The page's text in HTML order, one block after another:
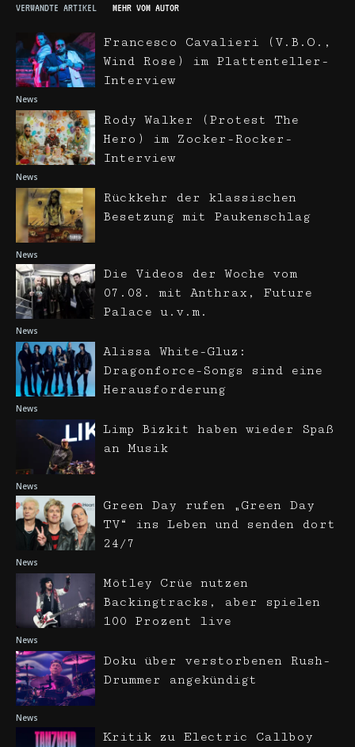
VERWANDTE ARTIKEL MEHR VOM AUTOR
News
Francesco Cavalieri (V.B.O.,
Wind Rose) im Plattenteller-
Interview
News
Rody Walker (Protest The
Hero) im Zocker-Rocker-
Interview
News
Rückkehr der klassischen
Besetzung mit Paukenschlag
News
Die Videos der Woche vom
07.08. mit Anthrax, Future
Palace u.v.m.
News
Alissa White-Gluz:
Dragonforce-Songs sind eine
Herausforderung
News
Limp Bizkit haben wieder Spaß
an Musik
News
Green Day rufen „Green Day
TV“ ins Leben und senden dort
24/7
News
Mötley Crüe nutzen
Backingtracks, aber spielen
100 Prozent live
News
Doku über verstorbenen Rush-
Drummer angekündigt
Kritik zu Electric Callboy